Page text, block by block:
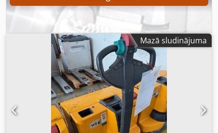
Mazā sludinājuma